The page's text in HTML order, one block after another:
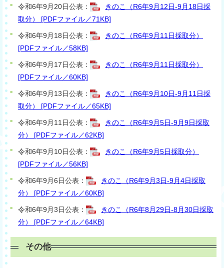
令和6年9月20日公表：
きのこ（R6年9月12日-9月18日採
取分） [PDFファイル／71KB]
令和6年9月18日公表：
きのこ（R6年9月11日採取分）
[PDFファイル／58KB]
令和6年9月17日公表：
きのこ（R6年9月11日採取分）
[PDFファイル／60KB]
令和6年9月13日公表：
きのこ（R6年9月10日-9月11日採
取分） [PDFファイル／65KB]
令和6年9月11日公表：
きのこ（R6年9月5日-9月9日採取
分） [PDFファイル／62KB]
令和6年9月10日公表：
きのこ（R6年9月5日採取分）
[PDFファイル／56KB]
令和6年9月6日公表：
きのこ（R6年9月3日-9月4日採取
分） [PDFファイル／60KB]
令和6年9月3日公表：
きのこ（R6年8月29日-8月30日採取
分） [PDFファイル／64KB]
その他